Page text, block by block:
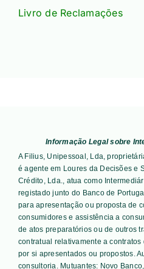
Livro de Reclamações
Informação Legal sobre
A Filius, Unipessoal, Lda,
é agente em Loures da Decisões e
Crédito, Lda., atua como
registado junto do Banco de
para apresentação ou proposta de
consumidores e assistência a
de atos preparatórios ou de outros
contratual relativamente a
por si apresentados ou propostos.
consultoria. Mutuantes: Novo